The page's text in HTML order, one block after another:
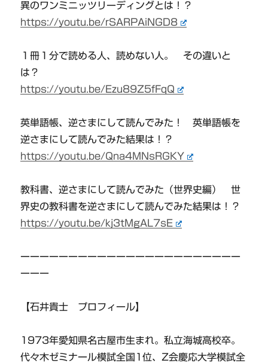
異のワンミニッツリーディングとは！？
https://youtu.be/rSARPAiNGD8
１冊１分で読める人、読めない人。 その違いと
は？
https://youtu.be/Ezu89Z5fFqQ
英単語帳、逆さまにして読んでみた！ 英単語帳を
逆さまにして読んでみた結果は！？
https://youtu.be/Qna4MNsRGKY
教科書、逆さまにして読んでみた（世界史編） 世
界史の教科書を逆さまにして読んでみた結果は！？
https://youtu.be/kj3tMgAL7sE
ーーーーーーーーーーーーーーーーーーーーーーー
ーーー
【石井貴士 プロフィール】
1973年愛知県名古屋市生まれ。私立海城高校卒。
代々木ゼミナール模試全国1位、Z会慶応大学模試全